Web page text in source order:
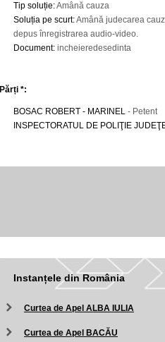
Tip soluție:Amână cauza
Soluția pe scurt:Amână judecarea
depus înregistrarea audio-video.
Document: incheieredesedinta
Părți *:
BOSAC ROBERT - MARINEL - Petent
INSPECTORATUL DE POLIŢIE
Instanțele din România
Curtea de Apel ALBA IULIA
Curtea de Apel BACĂU